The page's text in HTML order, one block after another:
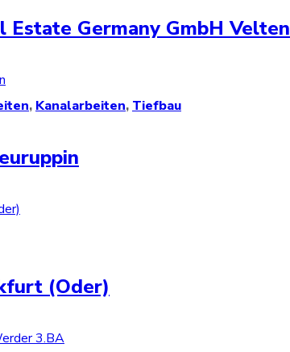
Estate Germany GmbH Velten
, Kanalarbeiten, Tiefbau
(Oder)